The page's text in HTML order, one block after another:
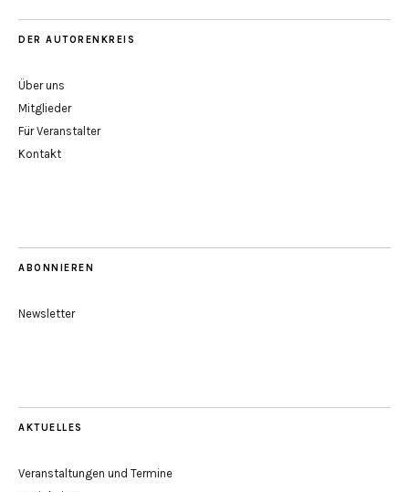
DER AUTORENKREIS
Über uns
Mitglieder
Für Veranstalter
Kontakt
ABONNIEREN
Newsletter
AKTUELLES
Veranstaltungen und Termine